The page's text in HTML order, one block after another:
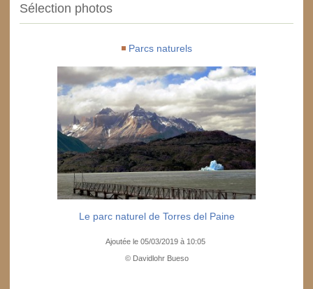
Sélection photos
Parcs naturels
Le parc naturel de Torres del Paine
Ajoutée le 05/03/2019 à 10:05
© Davidlohr Bueso